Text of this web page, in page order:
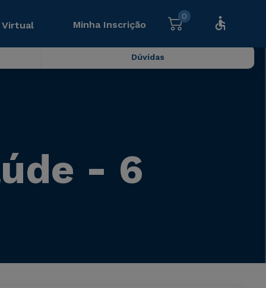
Virtual Minha Inscrição
0
Dúvidas
- 6